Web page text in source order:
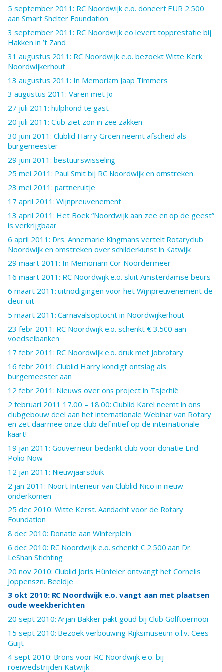
5 september 2011: RC Noordwijk e.o. doneert EUR 2.500
aan Smart Shelter Foundation
3 september 2011: RC Noordwijk eo levert topprestatie bij
Hakken in ’t Zand
31 augustus 2011: RC Noordwijk e.o. bezoekt Witte Kerk
Noordwijkerhout
13 augustus 2011: In Memoriam Jaap Timmers
3 augustus 2011: Varen met Jo
27 juli 2011: hulphond te gast
20 juli 2011: Club ziet zon in zee zakken
30 juni 2011: Clublid Harry Groen neemt afscheid als
burgemeester
29 juni 2011: bestuurswisseling
25 mei 2011: Paul Smit bij RC Noordwijk en omstreken
23 mei 2011: partneruitje
17 april 2011: Wijnpreuvenement
13 april 2011: Het Boek “Noordwijk aan zee en op de geest”
is verkrijgbaar
6 april 2011: Drs. Annemarie Kingmans vertelt Rotaryclub
Noordwijk en omstreken over schilderkunst in Katwijk
29 maart 2011: In Memoriam Cor Noordermeer
16 maart 2011: RC Noordwijk e.o. sluit Amsterdamse beurs
6 maart 2011: uitnodigingen voor het Wijnpreuvenement de
deur uit
5 maart 2011: Carnavalsoptocht in Noordwijkerhout
23 febr 2011: RC Noordwijk e.o. schenkt € 3.500 aan
voedselbanken
17 febr 2011: RC Noordwijk e.o. druk met Jobrotary
16 febr 2011: Clublid Harry kondigt ontslag als
burgemeester aan
12 febr 2011: Nieuws over ons project in Tsjechië
2 februari 2011 17.00 – 18.00: Clublid Karel neemt in ons
clubgebouw deel aan het internationale Webinar van Rotary
en zet daarmee onze club definitief op de internationale
kaart!
19 jan 2011: Gouverneur bedankt club voor donatie End
Polio Now
12 jan 2011: Nieuwjaarsduik
2 jan 2011: Noort Interieur van Clublid Nico in nieuw
onderkomen
25 dec 2010: Witte Kerst. Aandacht voor de Rotary
Foundation
8 dec 2010: Donatie aan Winterplein
6 dec 2010: RC Noordwijk e.o. schenkt € 2.500 aan Dr.
LeShan Stichting
20 nov 2010: Clublid Joris Hünteler ontvangt het Cornelis
Joppenszn. Beeldje
3 okt 2010: RC Noordwijk e.o. vangt aan met plaatsen
oude weekberichten
20 sept 2010: Arjan Bakker pakt goud bij Club Golftoernooi
15 sept 2010: Bezoek verbouwing Rijksmuseum o.l.v. Cees
Guijt
4 sept 2010: Brons voor RC Noordwijk e.o. bij
roeiwedstrijden Katwijk